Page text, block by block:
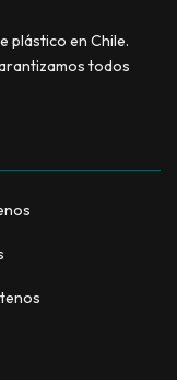
plástico en Chile.
todos